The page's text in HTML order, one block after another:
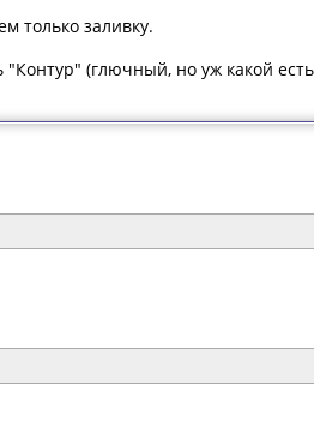
только заливку.
(глючный, но уж какой